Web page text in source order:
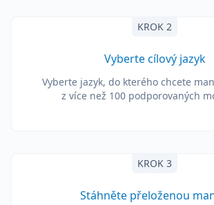
KROK 2
Vyberte cílový jazyk
Vyberte jazyk, do kterého chcete
z více než 100 podporovaných
KROK 3
Stáhněte přeloženou